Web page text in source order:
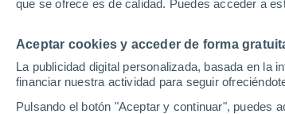
que se ofrece es de calidad. Puedes acceder a
Aceptar cookies y acceder de forma
La publicidad digital personalizada, basada en la
financiar nuestra actividad para seguir
Pulsando el botón "Aceptar y continuar", puedes
Inicio Modelos Modelos Paraguay -
Modelos de